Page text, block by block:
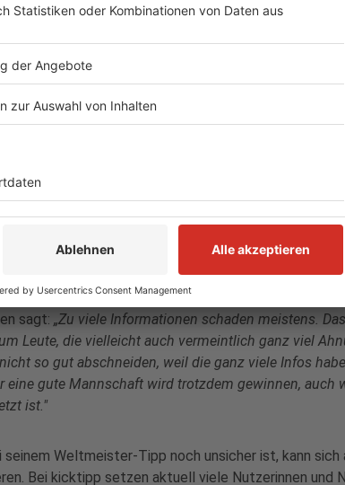
Nicht zu viel Tore tippen
häufiger Fehler:zu torreiche Spielezu erwarten.
knapp. Häufige Ergebnisse sind zum Beispiel:
„Das ist meistens auch ein Fehler, dass man
mal ein Spiel so ausgeht, mal geht ein Spiel auch 7:1
langes Nachdenken und zu viele Informationen
sagt: „Zu viele Informationen schaden meistens.
Leute, die vielleicht auch vermeintlich ganz viel
so gut abschneiden, weil die ganz viele Infos
eine gute Mannschaft wird trotzdem gewinnen, auch
ist."
seinem Weltmeister-Tipp noch unsicher ist, kann sich
Bei kicktipp setzen aktuell viele Nutzerinnen und